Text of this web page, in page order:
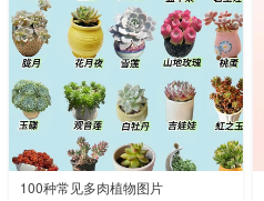
100种常见多肉植物图片